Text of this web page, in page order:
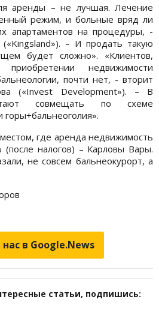
аренды – не лучшая. Лечение
режим, и больные вряд ли
апартаментов на процедуры, -
– И продать такую
будет сложно». «Клиентов,
приобретении недвижимости
почти нет, - вторит
(«Invest Development»). – В
совмещать по схеме
где аренда недвижимость
(после налогов) – Карловы Вары.
не совсем бальнеокурорт, а
в Google.News
статьи, подпишись: